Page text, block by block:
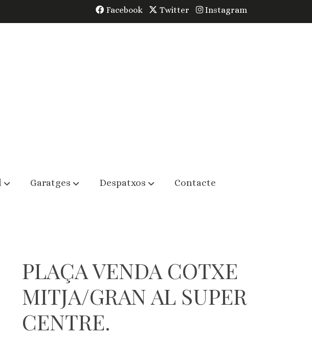
Facebook Twitter Instagram
Garatges Despatxos Contacte
PLAÇA VENDA COTXE
MITJA/GRAN AL SUPER
CENTRE.